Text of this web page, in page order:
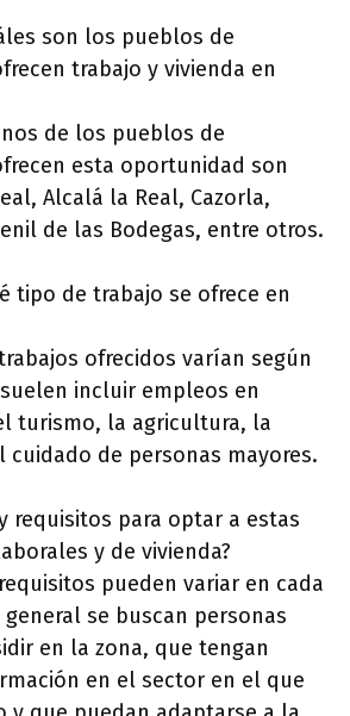
son los pueblos de
trabajo y vivienda en
de los pueblos de
esta oportunidad son
Alcalá la Real, Cazorla,
de las Bodegas, entre otros.
tipo de trabajo se ofrece en
ofrecidos varían según
incluir empleos en
turismo, la agricultura, la
cuidado de personas mayores.
requisitos para optar a estas
y de vivienda?
pueden variar en cada
se buscan personas
en la zona, que tengan
en el sector en el que